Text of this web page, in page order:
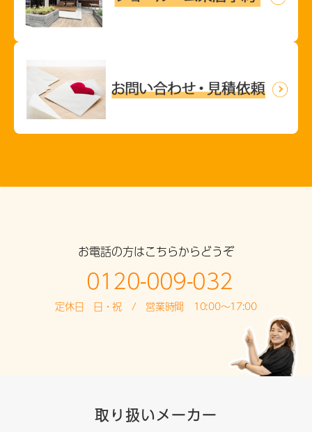
お電話の方はこちらからどうぞ
0120-009-032
定休日 日・祝 / 営業時間 10:00～17:00
取り扱いメーカー